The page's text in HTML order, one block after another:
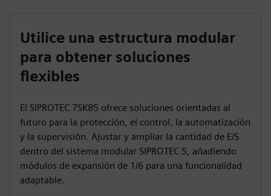
Utilice una estructura modular
para obtener soluciones
flexibles
El SIPROTEC 7SK85 ofrece soluciones orientadas al
futuro para la protección, el control, la automatización
y la supervisión. Ajustar y ampliar la cantidad de E/S
dentro del sistema modular SIPROTEC 5, añadiendo
módulos de expansión de 1/6 para una funcionalidad
adaptable.